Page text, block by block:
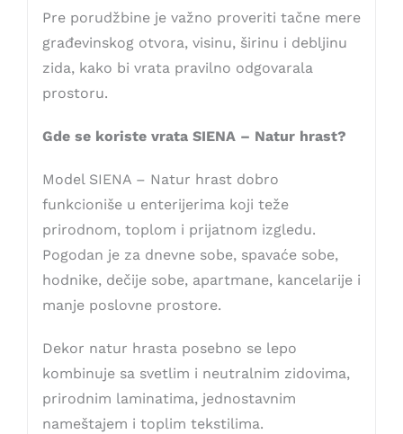
Pre porudžbine je važno proveriti tačne mere
građevinskog otvora, visinu, širinu i debljinu
zida, kako bi vrata pravilno odgovarala
prostoru.
Gde se koriste vrata SIENA – Natur hrast?
Model SIENA – Natur hrast dobro
funkcioniše u enterijerima koji teže
prirodnom, toplom i prijatnom izgledu.
Pogodan je za dnevne sobe, spavaće sobe,
hodnike, dečije sobe, apartmane, kancelarije i
manje poslovne prostore.
Dekor natur hrasta posebno se lepo
kombinuje sa svetlim i neutralnim zidovima,
prirodnim laminatima, jednostavnim
nameštajem i toplim tekstilima.